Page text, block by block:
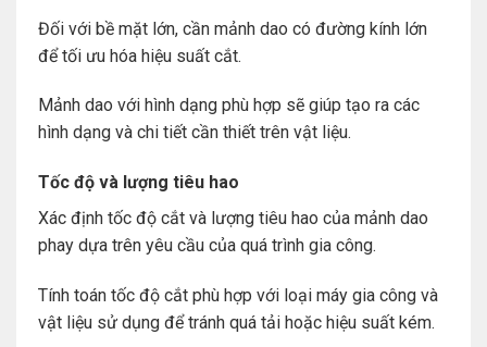
Đối với bề mặt lớn, cần mảnh dao có đường kính lớn
để tối ưu hóa hiệu suất cắt.
Mảnh dao với hình dạng phù hợp sẽ giúp tạo ra các
hình dạng và chi tiết cần thiết trên vật liệu.
Tốc độ và lượng tiêu hao
Xác định tốc độ cắt và lượng tiêu hao của mảnh dao
phay dựa trên yêu cầu của quá trình gia công.
Tính toán tốc độ cắt phù hợp với loại máy gia công và
vật liệu sử dụng để tránh quá tải hoặc hiệu suất kém.